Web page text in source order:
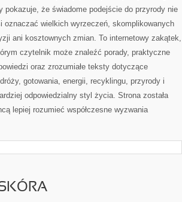
pokazuje, że świadome podejście do przyrody nie
oznaczać wielkich wyrzeczeń, skomplikowanych
ani kosztownych zmian. To internetowy zakątek,
czytelnik może znaleźć porady, praktyczne
oraz zrozumiałe teksty dotyczące
gotowania, energii, recyklingu, przyrody i
odpowiedzialny styl życia. Strona została
lepiej rozumieć współczesne wyzwania